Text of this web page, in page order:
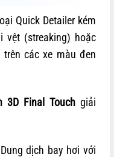
Quick Detailer kém
(streaking) hoặc
các xe màu đen
3D Final Touchgiải
Dung dịch bay hơi với